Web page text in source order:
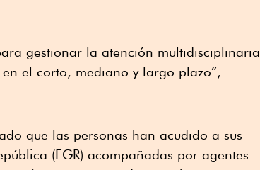
gestionar la atención multidisciplinaria
el corto, mediano y largo plazo”,
que las personas han acudido a sus
(FGR) acompañadas por agentes